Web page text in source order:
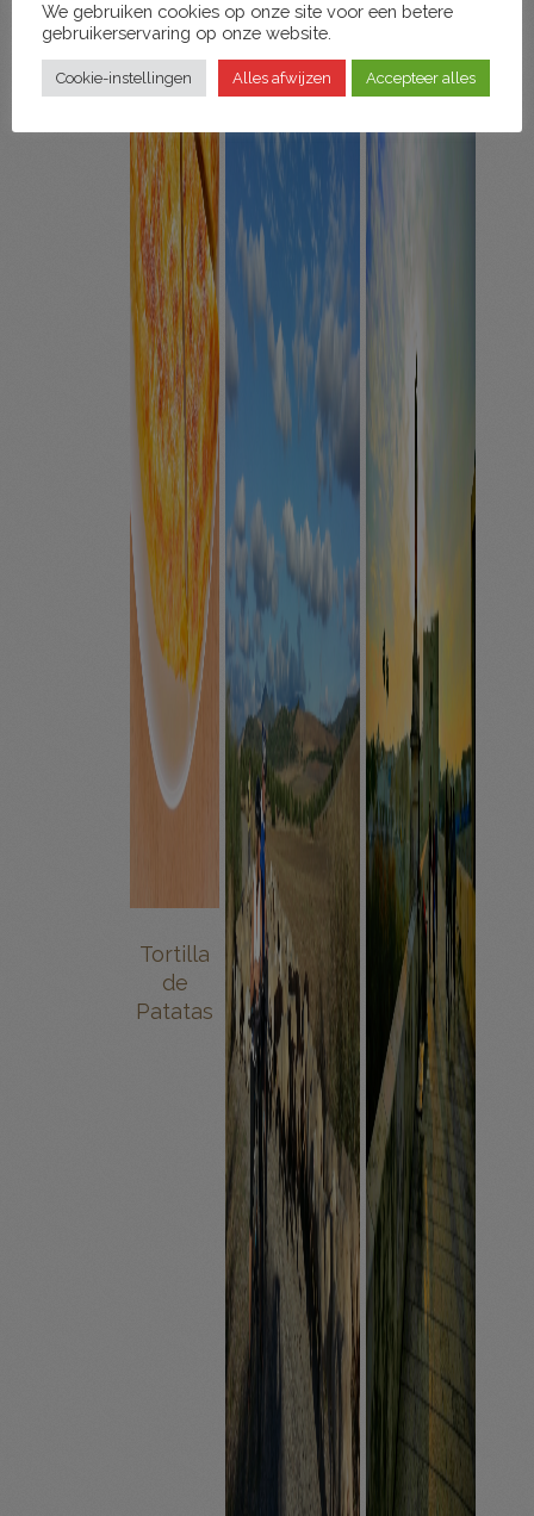
Tortilla
de
Patatas
We gebruiken cookies op onze site voor een betere
gebruikerservaring op onze website.
Cookie-instellingen Alles afwijzen Accepteer alles